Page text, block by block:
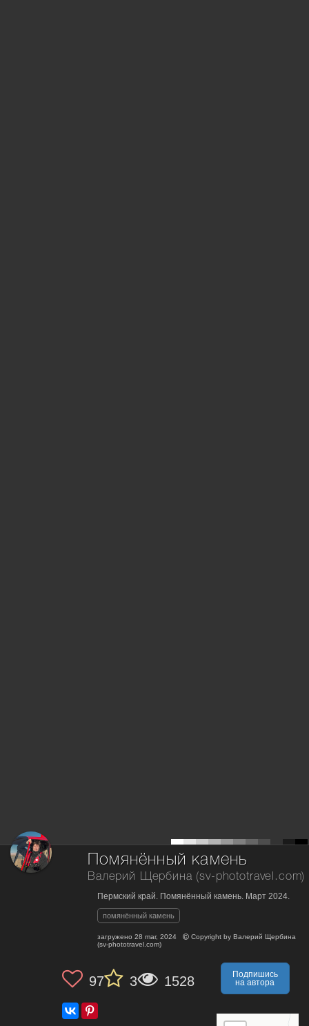
Помянённый камень
Валерий Щербина (sv-phototravel.com)
Пермский край. Помянённый камень. Март 2024.
помянённый камень
загружено 28 mar, 2024 Copyright by Валерий Щербина
(sv-phototravel.com)
97 3 1528
Подпишись
на автора